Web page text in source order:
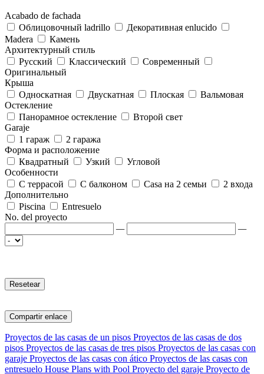
Acabado de fachada
Облицовочный ladrillo
Декоративная enlucido
Madera
Камень
Архитектурный стиль
Русский
Классический
Современный
Оригинальный
Крыша
Односкатная
Двускатная Плоская
Вальмовая
Остекление
Панорамное остекление
Второй свет
Garaje
1 гараж
2 гаража
Форма и расположение
Квадратный
Узкий
Угловой
Особенности
С террасой
С балконом Casa на 2 семьи
2 входа
Дополнительно
Piscina
Entresuelo
No. del proyecto
—
—
Compartir enlace
Proyectos de las casas de un pisos Proyectos de las casas de dos
pisos Proyectos de las casas de tres pisos Proyectos de las casas con
garaje Proyectos de las casas con ático Proyectos de las casas con
entresuelo House Plans with Pool Proyecto del garaje Proyecto de